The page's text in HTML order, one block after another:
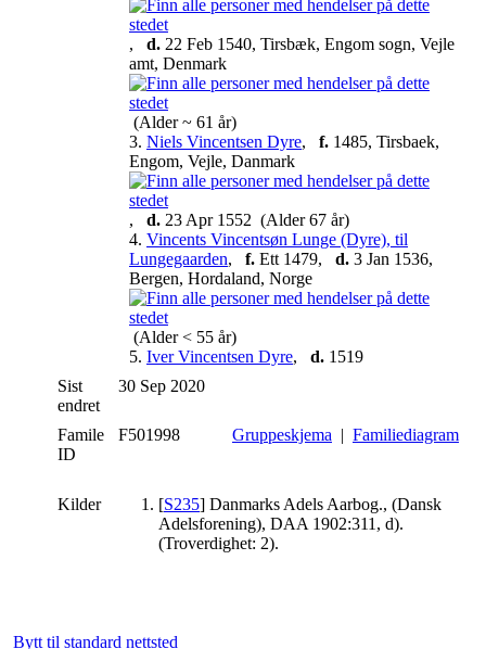
, d. 22 Feb 1540, Tirsbæk, Engom sogn, Vejle
amt, Denmark
(Alder ~ 61 år)
3. Niels Vincentsen Dyre, f. 1485, Tirsbaek,
Engom, Vejle, Danmark
, d. 23 Apr 1552 (Alder 67 år)
4. Vincents Vincentsøn Lunge (Dyre), til
Lungegaarden, f. Ett 1479, d. 3 Jan 1536,
Bergen, Hordaland, Norge
(Alder < 55 år)
5. Iver Vincentsen Dyre, d. 1519
Sist
endret
30 Sep 2020
Famile
ID
F501998 Gruppeskjema | Familiediagram
Kilder [S235] Danmarks Adels Aarbog., (Dansk
Adelsforening), DAA 1902:311, d).
(Troverdighet: 2).
Bytt til standard nettsted